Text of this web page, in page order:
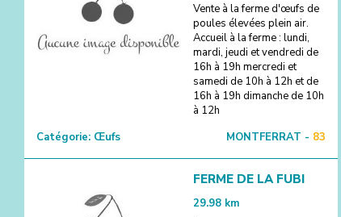
Vente à la ferme d'œufs de
poules élevées plein air.
Accueil à la ferme : lundi,
mardi, jeudi et vendredi de
16h à 19h mercredi et
samedi de 10h à 12h et de
16h à 19h dimanche de 10h
à 12h
Catégorie: Œufs MONTFERRAT - 83
FERME DE LA FUBI
29.98 km